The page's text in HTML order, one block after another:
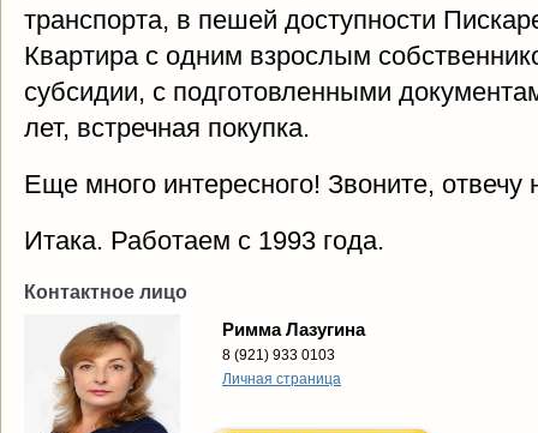
транспорта, в пешей доступности
Квартира с одним взрослым
субсидии, с подготовленными
лет, встречная покупка.
Еще много интересного! Звоните, отвечу
Итака. Работаем с 1993 года.
Контактное лицо
Римма Лазугина
8 (921) 933 0103
Личная страница